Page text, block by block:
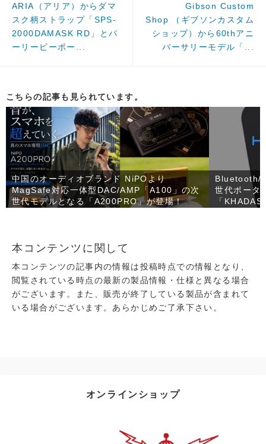
ARIA（アリア）からダマ
スク柄ストラップ「SPS-
2000DAMASK RD」とパ
ーリーピーポー...
Gibson Custom
Shop （ギブソンカスタム
ショップ）から60thアニ
バーサリーモデル「...
こちらの記事も見られています。
中国のオーディオブランド NiPOより
MagSafe対応一体型DAC/AMP「A100」の次
世代モデルとなる「A200PRO」が登場！
Bluetooth/
世代ポータ
「
本コンテンツに関して
本コンテンツの記事内の情報は投稿時点での情報となり、
閲覧されている時点の最新の製品情報・仕様と異なる場合
がございます。また、販売が終了している製品が含まれて
いる場合がございます。あらかじめご了承下さい。
オンラインショップ